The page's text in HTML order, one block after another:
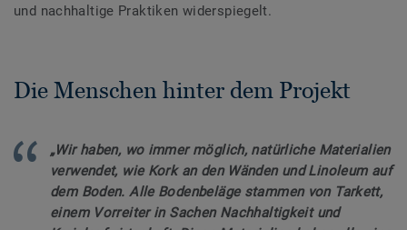
und nachhaltige Praktiken widerspiegelt.
Die Menschen hinter dem Projekt
„Wir haben, wo immer möglich, natürliche Materialien
verwendet, wie Kork an den Wänden und Linoleum auf
dem Boden. Alle Bodenbeläge stammen von Tarkett,
einem Vorreiter in Sachen Nachhaltigkeit und